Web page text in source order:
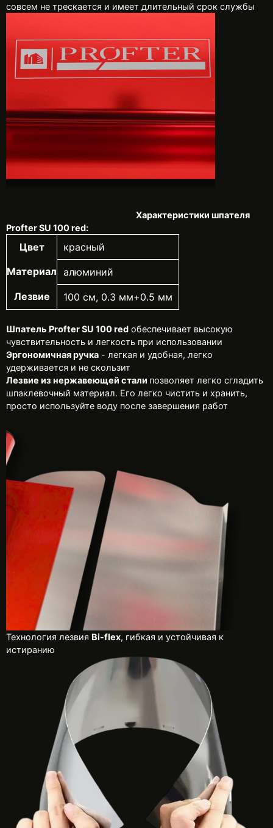
совсем не трескается и имеет длительный срок службы
Характеристики шпателя
Profter SU 100 red:
Цвет
красный
Материал алюминий
Лезвие
100 см, 0.3 мм+0.5 мм
Шпатель Profter SU 100 red обеспечивает высокую
чувствительность и легкость при использовании
Эргономичная ручка - легкая и удобная, легко
удерживается и не скользит
Лезвие из нержавеющей стали позволяет легко сгладить
шпаклевочный материал. Его легко чистить и хранить,
просто используйте воду после завершения работ
Технология лезвия Bi-flex, гибкая и устойчивая к
истиранию